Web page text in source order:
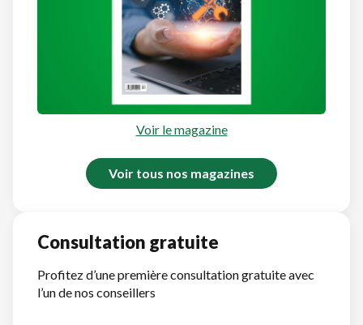
Voir le magazine
Voir tous nos magazines
Consultation gratuite
Profitez d’une première consultation gratuite avec
l’un de nos conseillers